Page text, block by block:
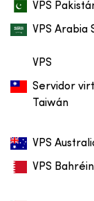
VPS
VPS Arabia
VPS
Servidor
Taiwán
VPS
VPS Bahréin